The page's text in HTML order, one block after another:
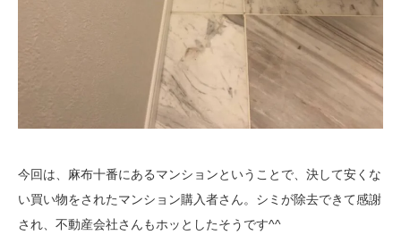
今回は、麻布十番にあるマンションということで、決して安くな
い買い物をされたマンション購入者さん。シミが除去できて感謝
され、不動産会社さんもホッとしたそうです^^